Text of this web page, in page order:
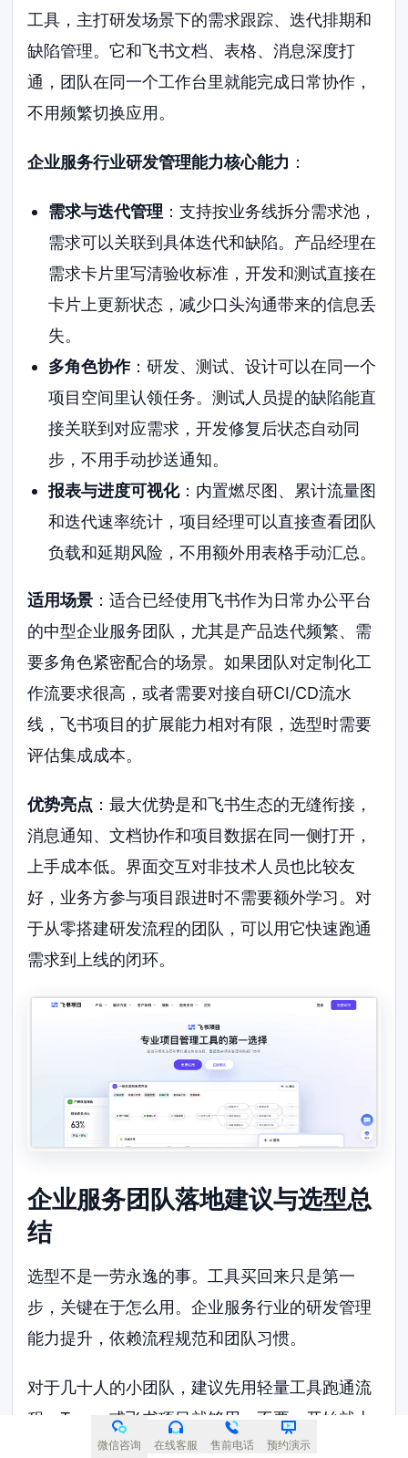
工具，主打研发场景下的需求跟踪、迭代排期和
缺陷管理。它和飞书文档、表格、消息深度打
通，团队在同一个工作台里就能完成日常协作，
不用频繁切换应用。
企业服务行业研发管理能力核心能力 ：
需求与迭代管理 ：支持按业务线拆分需求池，
需求可以关联到具体迭代和缺陷。产品经理在
需求卡片里写清验收标准，开发和测试直接在
卡片上更新状态，减少口头沟通带来的信息丢
失。
多角色协作：研发、测试、设计可以在同一个
项目空间里认领任务。测试人员提的缺陷能直
接关联到对应需求，开发修复后状态自动同
步，不用手动抄送通知。
报表与进度可视化：内置燃尽图、累计流量图
和迭代速率统计，项目经理可以直接查看团队
负载和延期风险，不用额外用表格手动汇总。
适用场景 ：适合已经使用飞书作为日常办公平台
的中型企业服务团队，尤其是产品迭代频繁、需
要多角色紧密配合的场景。如果团队对定制化工
作流要求很高，或者需要对接自研CI/CD流水
线，飞书项目的扩展能力相对有限，选型时需要
评估集成成本。
优势亮点 ：最大优势是和飞书生态的无缝衔接，
消息通知、文档协作和项目数据在同一侧打开，
上手成本低。界面交互对非技术人员也比较友
好，业务方参与项目跟进时不需要额外学习。对
于从零搭建研发流程的团队，可以用它快速跑通
需求到上线的闭环。
企业服务团队落地建议与选型总
结
选型不是一劳永逸的事。工具买回来只是第一
步，关键在于怎么用。企业服务行业的研发管理
能力提升，依赖流程规范和团队习惯。
对于几十人的小团队，建议先用轻量工具跑通流
程。Tower或飞书项目就够用。不要一开始就上
重型平台，否则配置成本太高，团队容易抵触。
微信咨询 在线客服 售前电话 预约演示